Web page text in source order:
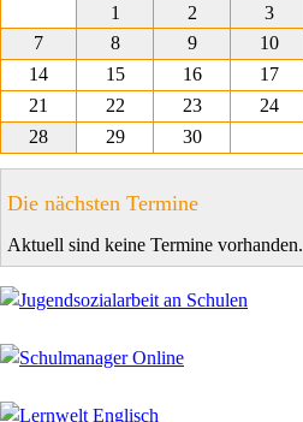
1
2 3
7
8 9 10
14
15 16 17
21
22 23 24
28
29 30
Die nächsten Termine
Aktuell sind keine Termine vorhanden.